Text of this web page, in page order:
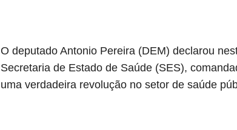
O deputado Antonio Pereira (DEM) declarou
Secretaria de Estado de Saúde (SES),
uma verdadeira revolução no setor de saúde